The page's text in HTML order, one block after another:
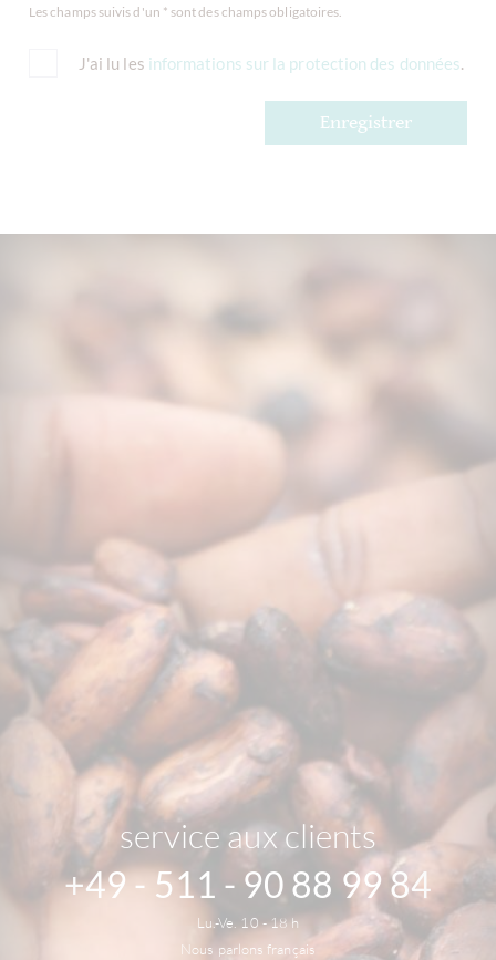
Les champs suivis d'un * sont des champs obligatoires.
J'ai lu les informations sur la protection des données.
Enregistrer
service aux clients
+49 - 511 - 90 88 99 84
Lu.-Ve. 10 - 18 h
Nous parlons français